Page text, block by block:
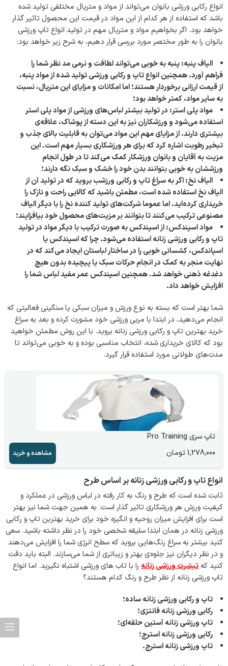
انواع رکابی ورزشی بانوان می‌تواند از مواد و متریال مختلفی تولید شده
باشد که استفاده از هر کدام از این مواد در قیمت این محصول تاثیر گذار
خواهد بود. اگر بخواهیم مواد و متریال مهم در تولید انواع تاپ ورزشی
بانوان را به طور مختصر مورد بررسی قرار دهیم، به شرح زیر خواهد بود:
الیاف پنبه: پنبه به خوبی می‌تواند لطافت و نرمی مد نظر شما را
فراهم آورد. همچنین انواع تاپ و رکابی ورزشی تولید شده از مواد پنبه،
از قیمت ارزانی برخوردار هستند؛ اما امکانات و مزایای این متریال، نسبت
به سایر مواد، کمتر خواهد بود؛
مواد پلی استر: در تولید بیشتر لباس‌های ورزشی از مواد پلی استر
استفاده می‌شود و ورزشکاران نیز به این دسته از پوشاک، علاقه‌ی
بیشتری دارند. از مزایای مهم این مواد می‌توان به قابلیت بالای جذب و
تبخیر رطوبت اشاره کرد که برای هر ورزشکاری بسیار مهم است. این
مزیت به آقایان و بانوان ورزشکار کمک می‌کند تا در طول انجام
ورزششان به خوبی بتوانند بدن خود را خشک و سبک نگه دارند؛
الیاف نخ: اگر به سراغ تاپ و رکابی ورزشب بروید که در تولید آن از
الیاف نخ استفاده شده است، مطمئن باشید که کالایی راحت و نازک را
خریداری کرده‌اید. اما عموما شرکت‌های تولید کننده نخ را با دیگر الیاف
مصنوعی ترکیب می‌کنند تا بتوانند بر مزیت‌های محصول خود بیافزایند؛
مواد اسپندکس: از اسپندکس به صورت ترکیب با دیگر مواد در تولید
تاپ و رکابی ورزشی زنانه استفاده می‌شود. چرا که اسپندکس یا
اسپاندکس، کشسانی خوبی را در ساختار لباستان ایجاد می‌کند که در
نهایت منجر به کمک در انجام حرکات سبک یا پیچیده بدون هیچ
دغدغه ذهنی خواهد شد. همچنین اسپندکس عمر مفید لباس شما را
افزایش خواهد داد.
شما بهتر است که بسته به نوع ورزش و میزان سبکی یا سنگینی فعالیتی که
انجام می‌دهید، در ابتدا با مربی ورزشی خود مشورت کرده و بعد به سراغ
خرید بهترین تاپ و رکابی ورزشی زنانه بروید. با این روش مطمئن خواهید
بود که کالای خریداری شده، انتخاب مناسبی بوده و به خوبی می‌تواند تا
مدت‌های طولانی مورد استفاده قرار گیرد.
تاپ سری Pro Training
1,278,000تومان مشاهده و خرید
انواع تاپ و رکابی ورزشی زنانه بر اساس طرح
ثابت شده است که طرح و رنگ به کار رفته در لباس ورزشی در عملکرد و
کیفیت ورزش هر ورزشکاری تاثیر گذار است. به همین جهت شما نیز بهتر
است برای افزایش میزان روحیه و انگیزه خود برای خرید بهترین تاپ و رکابی
ورزشی زنانه در همان ابتدا سلیقه شخصی خود را در نظر داشته باشید. سعی
کنید بیشتر به سراغ رنگ‌هایی بروید که سطح انرژی شما را افزایش می‌دهند
و در نظر دیگران نیز جلوه‌ی بهتر و زیباتری از شما می‌سازند. البته باید دقت
کنید که تیشرت ورزشی زنانه را با تاب های ورزشی اشتباه نگیرید. اما انواع
تاپ ورزشی زنانه از نظر طرح و رنگ کدام هستند؟
تاپ و رکابی ورزشی زنانه ساده؛
رکابی ورزشی زنانه فانتزی؛
تاپ ورزشی زنانه آستین حلقه‌ای؛
رکابی ورزشی زنانه استرج؛
تاپ ورزشی زنانه استرج.